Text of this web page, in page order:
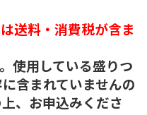
送料・消費税が含ま
使用している盛りつ
含まれていませんの
、お申込みくださ